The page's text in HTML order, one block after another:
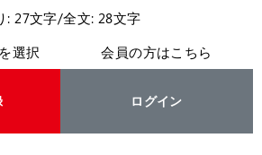
: 27文字/全文: 28文字
選択
会員の方はこちら
ログイン